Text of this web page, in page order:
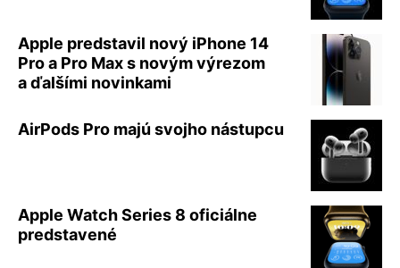
Apple predstavil nový iPhone 14
Pro a Pro Max s novým výrezom
a ďalšími novinkami
AirPods Pro majú svojho nástupcu
Apple Watch Series 8 oficiálne
predstavené